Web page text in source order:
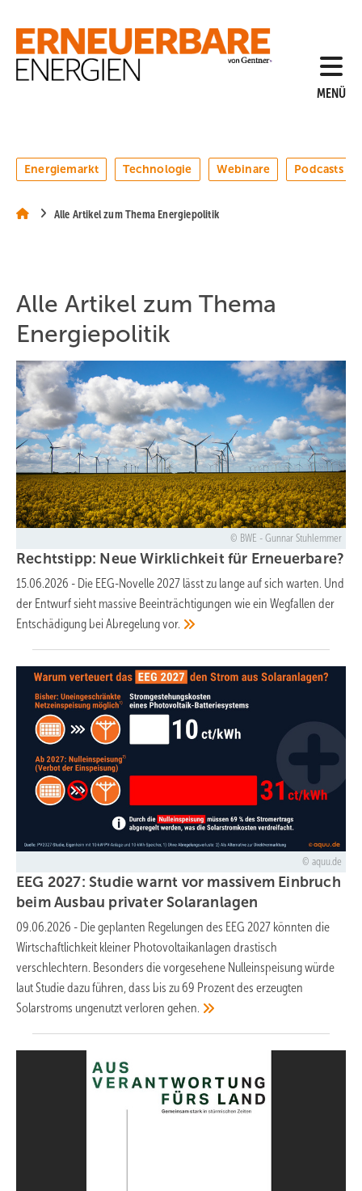
Hauptinhalt
Hauptmenü
SiteSearch
MENÜ
Energiemarkt Technologie Webinare Podcasts
Alle Artikel zum Thema Energiepolitik
Alle Artikel zum Thema
Energiepolitik
BWE - Gunnar Stuhlemmer
Rechtstipp: Neue Wirklichkeit für Erneuerbare?
15.06.2026 - Die EEG-Novelle 2027 lässt zu lange auf sich warten. Und
der Entwurf sieht massive Beeinträchtigungen wie ein Wegfallen der
Entschädigung bei Abregelungvor.
aquu.de
EEG 2027: Studie warnt vor massivem Einbruch
beim Ausbau privaterSolaranlagen
09.06.2026 - Die geplanten Regelungen des EEG 2027 könnten die
Wirtschaftlichkeit kleiner Photovoltaikanlagen drastisch
verschlechtern. Besonders die vorgesehene Nulleinspeisung würde
laut Studie dazu führen, dass bis zu 69 Prozent des erzeugten
Solarstroms ungenutzt verloren gehen.